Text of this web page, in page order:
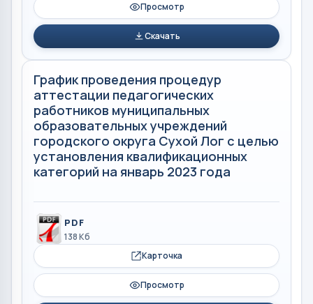
Просмотр
Скачать
График проведения процедур
аттестации педагогических
работников муниципальных
образовательных учреждений
городского округа Сухой Лог с целью
установления квалификационных
категорий на январь 2023 года
PDF
138 Кб
Карточка
Просмотр